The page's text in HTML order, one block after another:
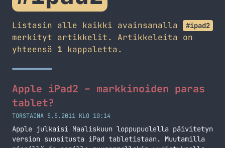
Listasin alle kaikki avainsanalla #ipad2
merkityt artikkelit. Artikkeleita on
yhteensä 1 kappaletta.
Apple iPad2 – markkinoiden paras
tablet?
TORSTAINA 5.5.2011 KLO 10:14
Apple julkaisi Maaliskuun loppupuolella päivitetyn
version suositusta iPad tabletistaan. Muutamilla